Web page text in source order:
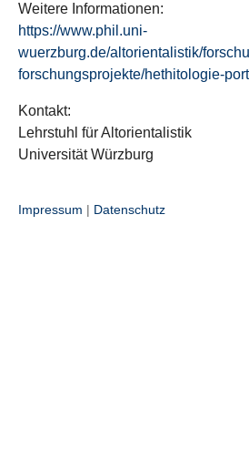
Weitere Informationen:
https://www.phil.uni-
wuerzburg.de/altorientalistik/
forschungsprojekte/hethitologie-
Kontakt:
Lehrstuhl für Altorientalistik
Universität Würzburg
Impressum | Datenschutz